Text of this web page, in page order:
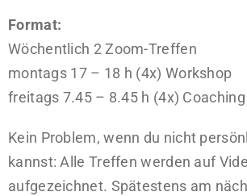
Format:
Wöchentlich 2 Zoom-Treffen
montags 17 – 18 h (4x) Workshop
freitags 7.45 – 8.45 h (4x)
Kein Problem, wenn du nicht
kannst: Alle Treffen werden auf
aufgezeichnet. Spätestens am